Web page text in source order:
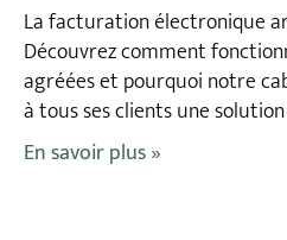
La facturation électronique
Découvrez comment
agréées et pourquoi notre
à tous ses clients une
En savoir plus »